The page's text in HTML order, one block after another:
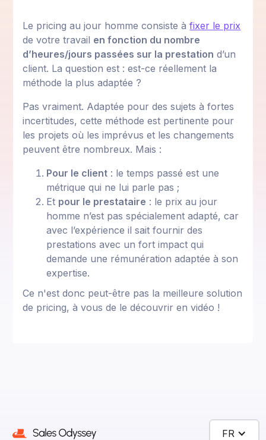
Le pricing au jour homme consiste àfixer le prix
de votre travail en fonction du nombre
d’heures/jours passées sur la prestation d’un
client. La question est : est-ce réellement la
méthode la plus adaptée ?
Pas vraiment. Adaptée pour des sujets à fortes
incertitudes, cette méthode est pertinente pour
les projets où les imprévus et les changements
peuvent être nombreux. Mais :
Pour le client : le temps passé est une
métrique qui ne lui parle pas ;
Et pour le prestataire : le prix au jour
homme n’est pas spécialement adapté, car
avec l’expérience il sait fournir des
prestations avec un fort impact qui
demande une rémunération adaptée à son
expertise.
Ce n'est donc peut-être pas la meilleure solution
de pricing, à vous de le découvrir en vidéo !
FR